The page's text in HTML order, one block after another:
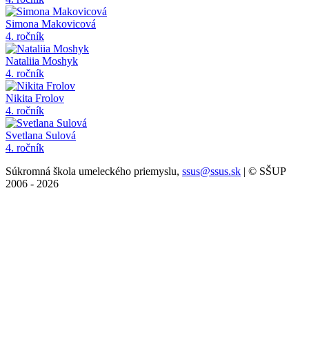
Simona Makovicová
4. ročník
Nataliia Moshyk
4. ročník
Nikita Frolov
4. ročník
Svetlana Sulová
4. ročník
Súkromná škola umeleckého priemyslu, ssus@ssus.sk | © SŠUP
2006 - 2026